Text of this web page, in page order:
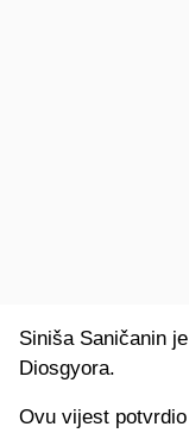
Siniša Saničanin
Diosgyora.
Ovu vijest